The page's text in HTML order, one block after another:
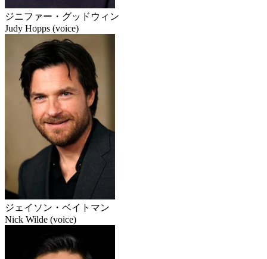
ジニファー・グッドウィン
Judy Hopps (voice)
ジェイソン・ベイトマン
Nick Wilde (voice)